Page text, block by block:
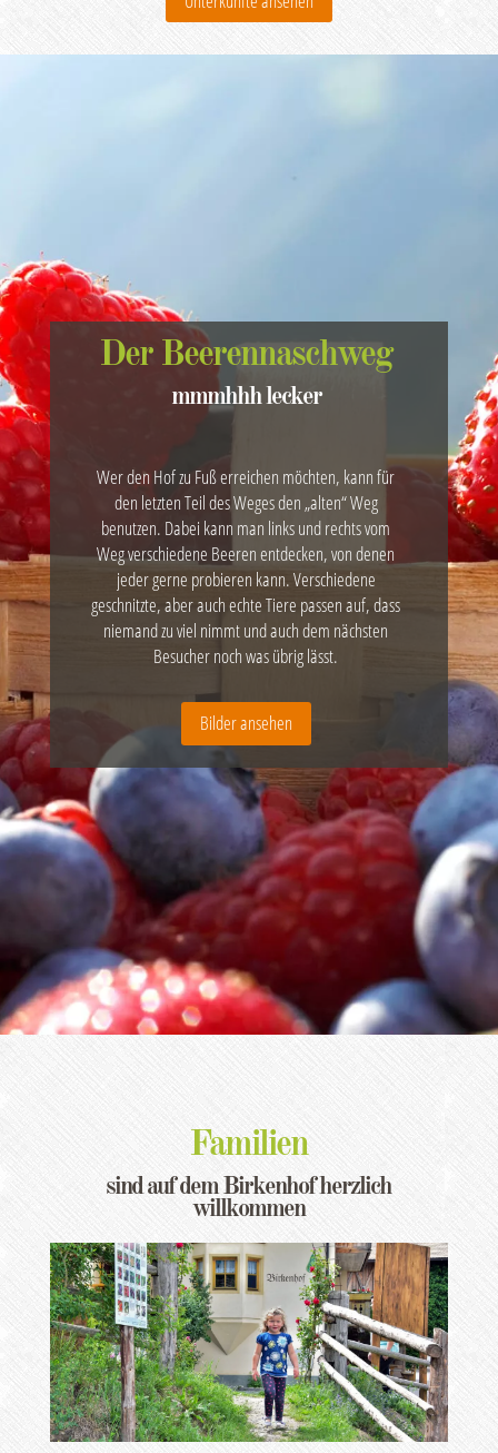
Der Beerennaschweg
mmmhhh lecker
Wer den Hof zu Fuß erreichen möchten, kann für
den letzten Teil des Weges den „alten“ Weg
benutzen. Dabei kann man links und rechts vom
Weg verschiedene Beeren entdecken, von denen
jeder gerne probieren kann. Verschiedene
geschnitzte, aber auch echte Tiere passen auf, dass
niemand zu viel nimmt und auch dem nächsten
Besucher noch was übrig lässt.
Bilder ansehen
Familien
sind auf dem Birkenhof herzlich
willkommen